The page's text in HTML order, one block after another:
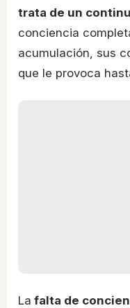
trata de un
conciencia
acumulación, sus
que le provoca
La falta de